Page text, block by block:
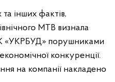
інших фактів,
МТВ визнала
«УКРБУД» порушниками
конкуренції.
на компанії накладено